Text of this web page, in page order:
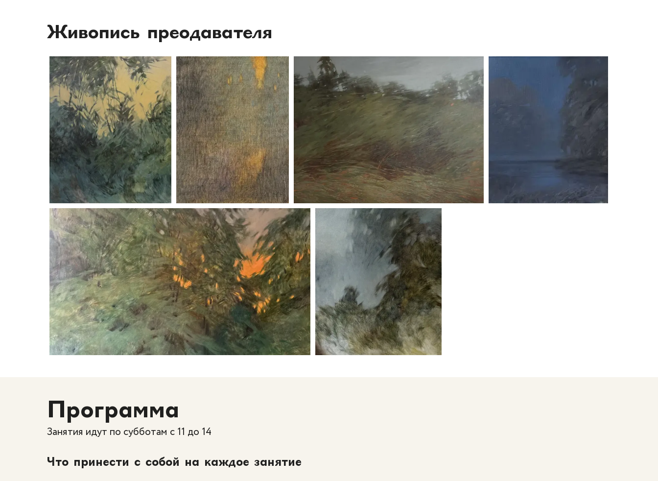
Живопись преодавателя
Программа
Занятия идут по субботам с 11 до 14
Что принести с собой на каждое занятие